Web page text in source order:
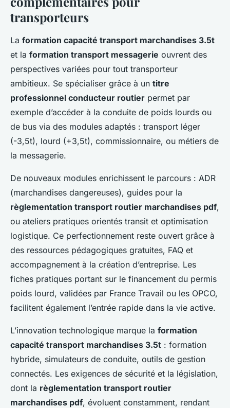
transporteurs
La formation capacité transport marchandises 3.5t
et la formation transport messagerie ouvrent des
perspectives variées pour tout transporteur
ambitieux. Se spécialiser grâce à un titre
professionnel conducteur routier permet par
exemple d’accéder à la conduite de poids lourds ou
de bus via des modules adaptés : transport léger
(-3,5t), lourd (+3,5t), commissionnaire, ou métiers de
la messagerie.
De nouveaux modules enrichissent le parcours : ADR
(marchandises dangereuses), guides pour la
règlementation transport routier marchandises pdf,
ou ateliers pratiques orientés transit et optimisation
logistique. Ce perfectionnement reste ouvert grâce à
des ressources pédagogiques gratuites, FAQ et
accompagnement à la création d’entreprise. Les
fiches pratiques portant sur le financement du permis
poids lourd, validées par France Travail ou les OPCO,
facilitent également l’entrée rapide dans la vie active.
L’innovation technologique marque la formation
capacité transport marchandises 3.5t : formation
hybride, simulateurs de conduite, outils de gestion
connectés. Les exigences de sécurité et la législation,
dont la règlementation transport routier
marchandises pdf, évoluent constamment, rendant